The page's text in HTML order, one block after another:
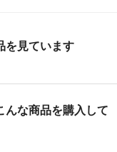
を見ています
んな商品を購入して